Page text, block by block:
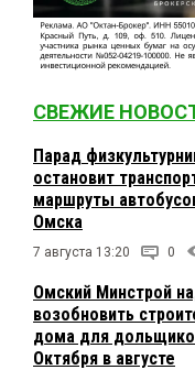
СВЕЖИЕ
Парад
остановит
маршруты
Омска
7 августа 13:20 0
Омский Минстрой
возобновить
дома для
Октября в августе